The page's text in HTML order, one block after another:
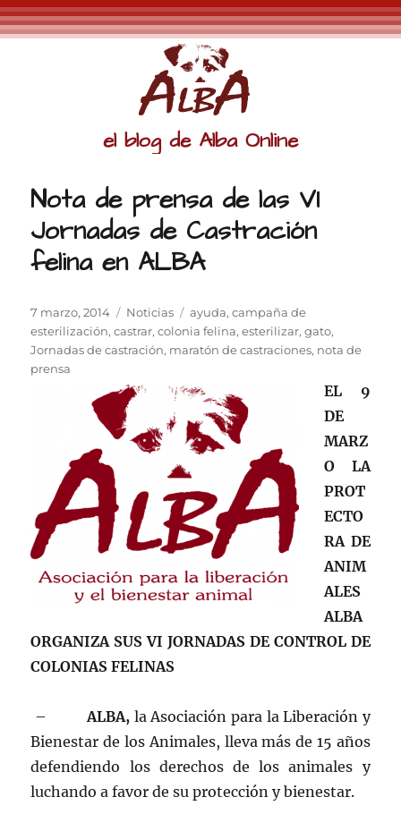
el blog de Alba Online
Nota de prensa de las VI
Jornadas de Castración
felina en ALBA
Publicado
el
7 marzo, 2014 Categorías
Noticias Etiquetas
ayuda,campaña de
esterilización,castrar,colonia felina,esterilizar,gato,
Jornadas de castración, maratón de castraciones, nota de
prensa
EL 9
DE
MARZ
O LA
PROT
ECTO
RA DE
ANIM
ALES
ALBA
ORGANIZA SUS VI JORNADAS DE CONTROL DE
COLONIAS FELINAS
–ALBA, la Asociación para la Liberación y
Bienestar de los Animales, lleva más de 15 años
defendiendo los derechos de los animales y
luchando a favor de su protección y bienestar.